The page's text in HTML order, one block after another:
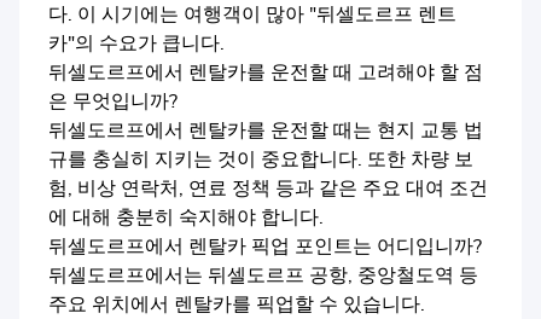
다. 이 시기에는 여행객이 많아 "뒤셀도르프 렌트
카"의 수요가 큽니다.
뒤셀도르프에서 렌탈카를 운전할 때 고려해야 할 점
은 무엇입니까?
뒤셀도르프에서 렌탈카를 운전할 때는 현지 교통 법
규를 충실히 지키는 것이 중요합니다. 또한 차량 보
험, 비상 연락처, 연료 정책 등과 같은 주요 대여 조건
에 대해 충분히 숙지해야 합니다.
뒤셀도르프에서 렌탈카 픽업 포인트는 어디입니까?
뒤셀도르프에서는 뒤셀도르프 공항, 중앙철도역 등
주요 위치에서 렌탈카를 픽업할 수 있습니다.